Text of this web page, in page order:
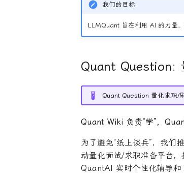
我们的目标
LLMQuant 旨在利用 AI 的力量
Quant Question:
Quant Question 量化求职/
Quant Wiki 负责“学”，
为了避免“纸上谈兵”，我们
动量化面试/求职准备平台
QuantAI 实时个性化辅导和